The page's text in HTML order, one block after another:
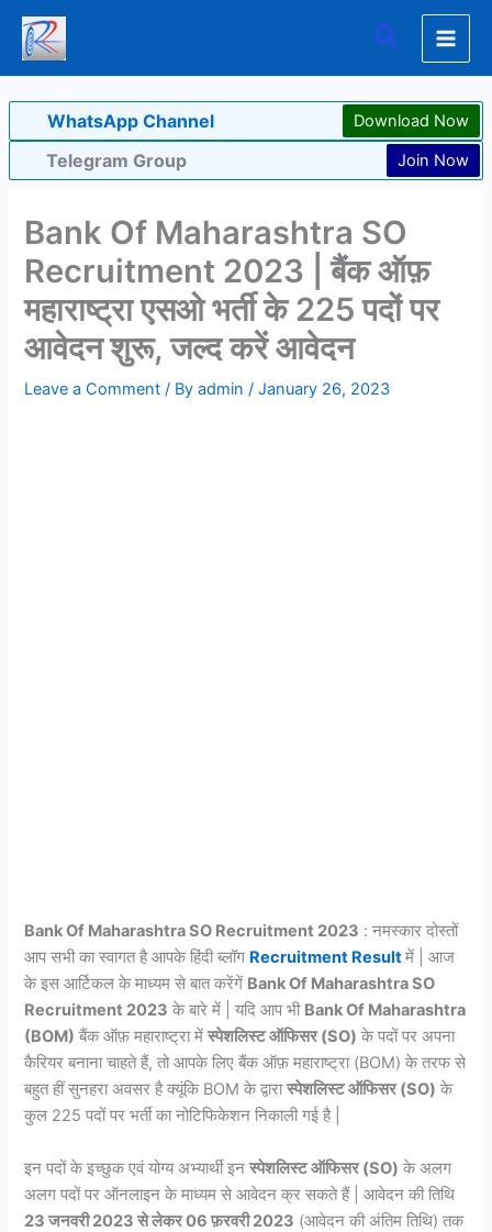
Skip
content
Search
WhatsApp Channel Download Now
Telegram Group Join Now
Bank Of Maharashtra SO
Recruitment 2023 | बैंक ऑफ़
महाराष्ट्रा एसओ भर्ती के 225 पदों पर
आवेदन शुरू, जल्द करें आवेदन
Leave a Comment / Byadmin/January 26, 2023
Bank Of Maharashtra SO Recruitment 2023 : नमस्कार दोस्तों
आप सभी का स्वागत है आपके हिंदी ब्लॉग Recruitment Resultमें | आज
के इस आर्टिकल के माध्यम से बात करेंगें Bank Of Maharashtra SO
Recruitment 2023 के बारे में | यदि आप भी Bank Of Maharashtra
(BOM) बैंक ऑफ़ महाराष्ट्रा मेंस्पेशलिस्ट ऑफिसर (SO) के पदों पर अपना
कैरियर बनाना चाहते हैं, तो आपके लिए बैंक ऑफ़ महाराष्ट्रा (BOM) के तरफ से
बहुत हीं सुनहरा अवसर है क्यूंकि BOM के द्वारास्पेशलिस्ट ऑफिसर (SO) के
कुल 225 पदों पर भर्ती का नोटिफिकेशन निकाली गई है |
इन पदों के इच्छुक एवं योग्य अभ्यार्थी इनस्पेशलिस्ट ऑफिसर (SO) के अलग
अलग पदों पर ऑनलाइन के माध्यम से आवेदन क्र सकते हैं | आवेदन की तिथि
23 जनवरी 2023 से लेकर 06 फ़रवरी 2023 (आवेदन की अंतिम तिथि) तक